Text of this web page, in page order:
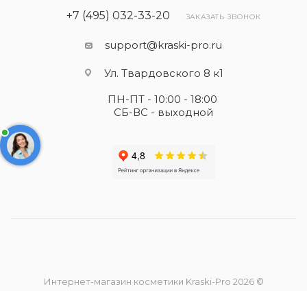
+7 (495) 032-33-20 ЗАКАЗАТЬ ЗВОНОК
support@kraski-pro.ru
Ул. Твардовского 8 к1
ПН-ПТ - 10:00 - 18:00
СБ-ВС - выходной
Интернет-магазин косметики Kraski-Pro 2026 ©